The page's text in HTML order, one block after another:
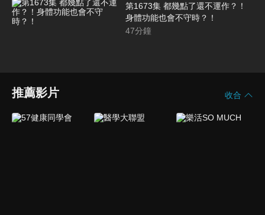
第1673集 都幾點了還不運作？！
身體功能也會不守時？！
47分鐘
推薦影片 收合